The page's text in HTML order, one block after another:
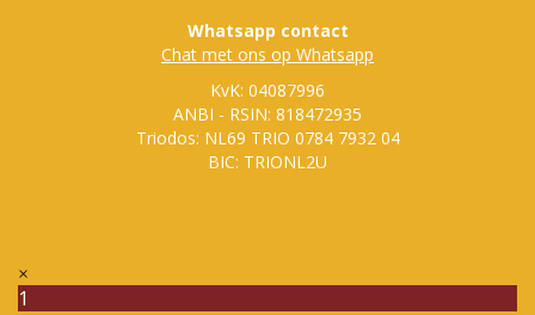
Whatsapp contact
Chat met ons op Whatsapp
KvK: 04087996
ANBI - RSIN: 818472935
Triodos: NL69 TRIO 0784 7932 04
BIC: TRIONL2U